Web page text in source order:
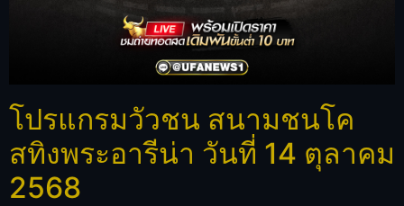
โปรแกรมวัวชน สนามชนโค
สทิงพระอารีน่า วันที่ 14 ตุลาคม
2568